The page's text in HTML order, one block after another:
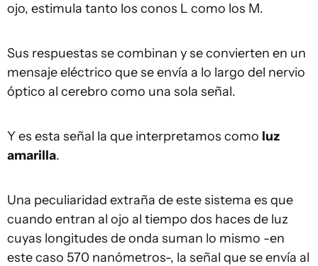
ojo, estimula tanto los conos L como los M.
Sus respuestas se combinan y se convierten en un
mensaje eléctrico que se envía a lo largo del nervio
óptico al cerebro como una sola señal.
Y es esta señal la que interpretamos como luz
amarilla.
Una peculiaridad extraña de este sistema es que
cuando entran al ojo al tiempo dos haces de luz
cuyas longitudes de onda suman lo mismo -en
este caso 570 nanómetros-, la señal que se envía al